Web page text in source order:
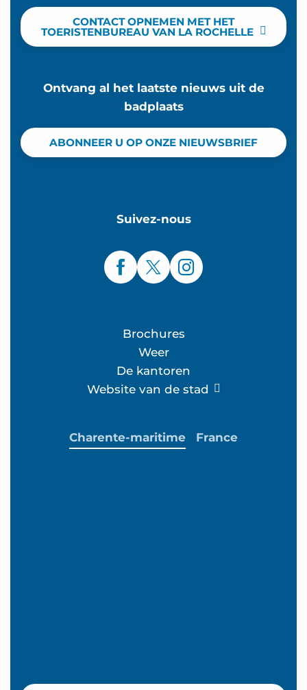
CONTACT OPNEMEN MET HET
TOERISTENBUREAU VAN LA ROCHELLE
Ontvang al het laatste nieuws uit de
badplaats
ABONNEER U OP ONZE NIEUWSBRIEF
Suivez-nous
Brochures
Weer
De kantoren
Website van de stad
Charente-maritime France